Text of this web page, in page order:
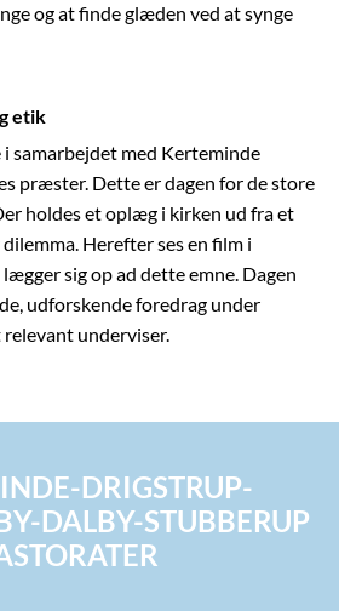
og at finde glæden ved at synge
etik
samarbejdet med Kerteminde
præster. Dette er dagen for de store
holdes et oplæg i kirken ud fra et
Herefter ses en film i
sig op ad dette emne. Dagen
udforskende foredrag under
relevant underviser.
DRIGSTRUP-
DALBY-STUBBERUP